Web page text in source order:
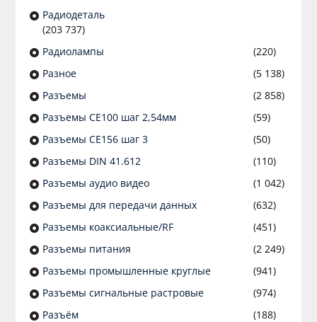
Радиодеталь
(203 737)
Радиолампы
(220)
Разное
(5 138)
Разъeмы
(2 858)
Разъeмы CE100 шаг 2,54мм
(59)
Разъeмы CE156 шаг 3
(50)
Разъeмы DIN 41.612
(110)
Разъeмы аудио видео
(1 042)
Разъeмы для передачи данных
(632)
Разъeмы коаксиальные/RF
(451)
Разъeмы питания
(2 249)
Разъeмы промышленные круглые
(941)
Разъeмы сигнальные растровые
(974)
Разъём
(188)